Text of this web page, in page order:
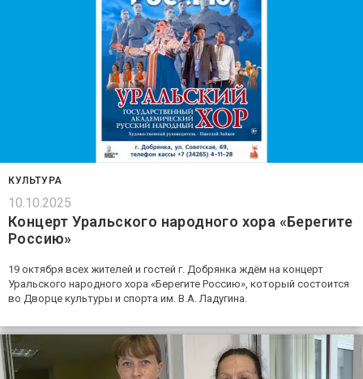
КУЛЬТУРА
10.10.2025
Концерт Уральского народного хора «Берегите
Россию»
19 октября всех жителей и гостей г. Добрянка ждём на концерт
Уральского народного хора «Берегите Россию», который состоится
во Дворце культуры и спорта им. В.А. Ладугина.